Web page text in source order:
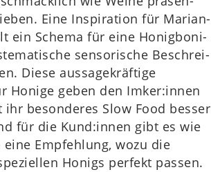
Eine Inspi­ra­ti­on für Mari­an­
ein Schema für eine Honig­bo­ni­
sen­so­ri­sche Beschrei­
Diese aus­sa­ge­kräf­ti­ge
Honige geben den Imker:innen
beson­de­res Slow Food besser
für die Kund:innen gibt es wie
Emp­feh­lung, wozu die
Honigs per­fekt passen.